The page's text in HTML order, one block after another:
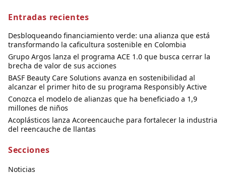
Entradas recientes
Desbloqueando financiamiento verde: una alianza que está
transformando la caficultura sostenible en Colombia
Grupo Argos lanza el programa ACE 1.0 que busca cerrar la
brecha de valor de sus acciones
BASF Beauty Care Solutions avanza en sostenibilidad al
alcanzar el primer hito de su programa Responsibly Active
Conozca el modelo de alianzas que ha beneficiado a 1,9
millones de niños
Acoplásticos lanza Acoreencauche para fortalecer la industria
del reencauche de llantas
Secciones
Noticias